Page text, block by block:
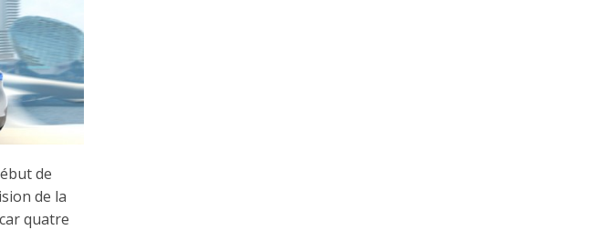
de
de la
quatre